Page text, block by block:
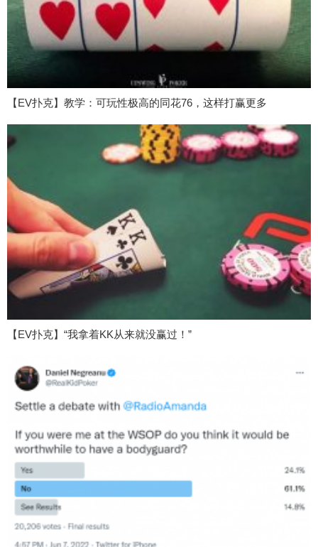
【EV扑克】教学：可玩性极高的同花76，这样打赢更多
【EV扑克】“我拿着KK从来就没赢过！”